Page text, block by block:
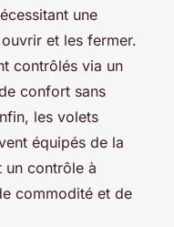
une
et les fermer.
contrôlés via un
confort sans
les volets
équipés de la
un contrôle à
commodité et de